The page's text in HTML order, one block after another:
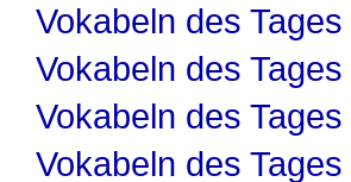
Vokabeln des
Vokabeln des
Vokabeln des
Vokabeln des